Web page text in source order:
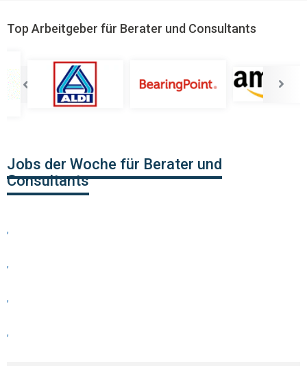
Top Arbeitgeber für Berater und Consultants
Jobs der Woche für Berater und
Consultants
,
,
,
,